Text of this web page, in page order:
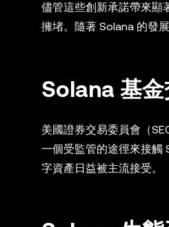
儘管這些創新承諾帶來顯
擁堵。隨著 Solana 的發
Solana 基金
美國證券交易委員會（
一個受監管的途徑來接觸
字資產日益被主流接受。